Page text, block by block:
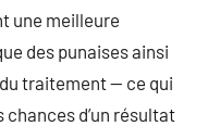
une meilleure
des punaises ainsi
traitement — ce qui
d’un résultat